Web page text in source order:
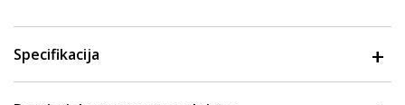
Specifikacija